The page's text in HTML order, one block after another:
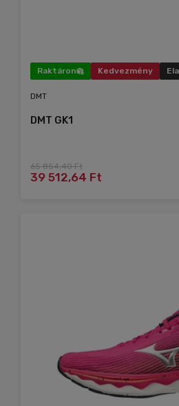
Raktáron Kedvezmény
DMT
DMT GK1
65 854,40 Ft
39 512,64 Ft